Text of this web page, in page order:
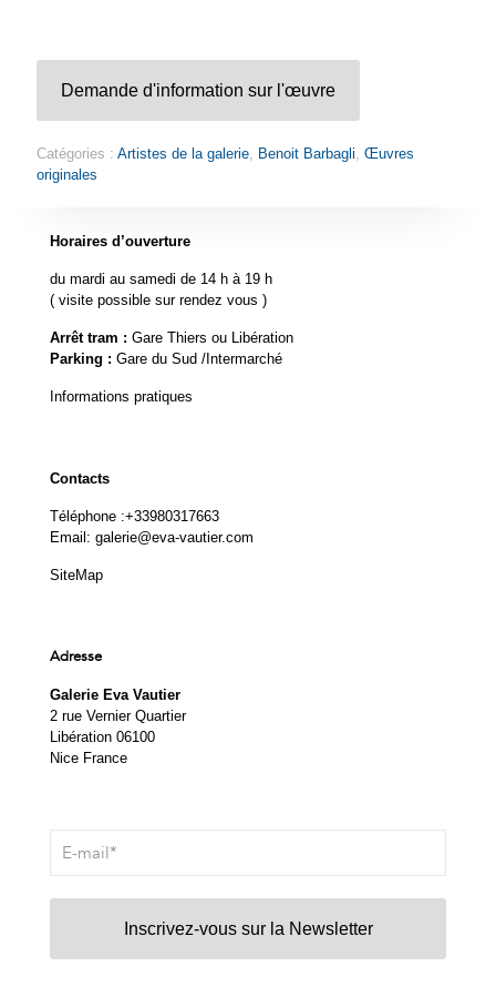
Demande d'information sur l'œuvre
Catégories : Artistes de la galerie, Benoit Barbagli, Œuvres
originales
Horaires d’ouverture
du mardi au samedi de 14 h à 19 h
( visite possible sur rendez vous )
Arrêt tram : Gare Thiers ou Libération
Parking : Gare du Sud /Intermarché
Informations pratiques
Contacts
Téléphone :+33980317663
Email: galerie@eva-vautier.com
SiteMap
Adresse
Galerie Eva Vautier
2 rue Vernier Quartier
Libération 06100
Nice France
Inscrivez-vous sur la Newsletter